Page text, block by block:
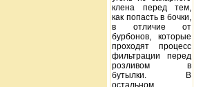
клена перед тем,
как попасть в бочки,
в отличие от
бурбонов, которые
проходят процесс
фильтрации перед
розливом в
бутылки. В
остальном